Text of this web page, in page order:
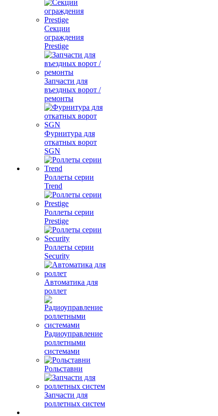
Секции
ограждения
Prestige
Запчасти для
въездных ворот /
ремонты
Фурнитура для
откатных ворот
SGN
Роллеты серии
Trend
Роллеты серии
Prestige
Роллеты серии
Security
Автоматика для
роллет
Радиоуправление
роллетными
системами
Рольставни
Запчасти для
роллетных систем